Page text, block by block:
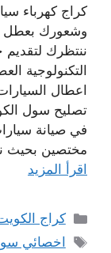
كراج كهرباء
وشعورك بعطل
ننتظرك
التكنولوجية
اعطال
تصليح سول
في صيانة
مختصين بحيث
اقرأ المزيد
التصنيفات
كراج
الوسوم
اخصائي